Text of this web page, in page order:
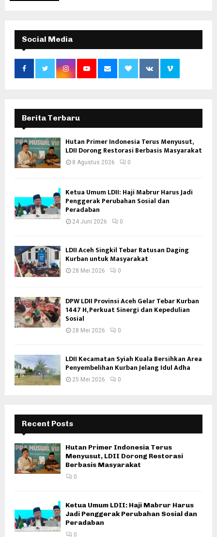
Social Media
Berita Terbaru
Hutan Primer Indonesia Terus Menyusut,
LDII Dorong Restorasi Berbasis Masyarakat
8 Agustus 2026 0
Ketua Umum LDII: Haji Mabrur Harus Jadi
Penggerak Perubahan Sosial dan
Peradaban
24 Juni 2026 0
LDII Aceh Singkil Tebar Ratusan Daging
Kurban untuk Masyarakat
28 Mei 2026 0
DPW LDII Provinsi Aceh Gelar Tebar Kurban
1447 H, Perkuat Sinergi dan Kepedulian
Sosial
28 Mei 2026 0
LDII Kecamatan Syiah Kuala Bersihkan Area
Penyembelihan Kurban Jelang Idul Adha
25 Mei 2026 0
Recent Posts
Hutan Primer Indonesia Terus
Menyusut, LDII Dorong Restorasi
Berbasis Masyarakat
0
Ketua Umum LDII: Haji Mabrur Harus
Jadi Penggerak Perubahan Sosial dan
Peradaban
0